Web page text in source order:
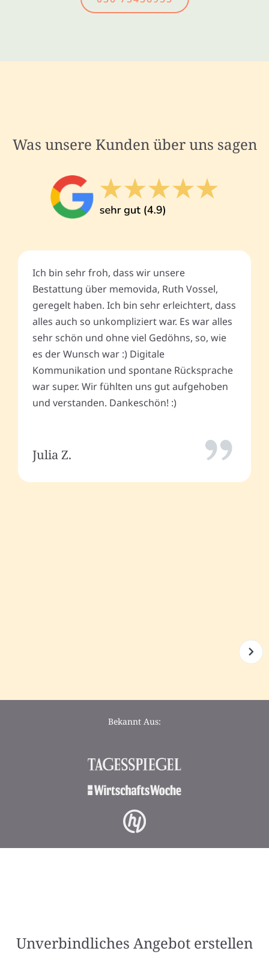
Was unsere Kunden über uns sagen
Ich bin sehr froh, dass wir unsere
Bestattung über memovida, Ruth Vossel,
geregelt haben. Ich bin sehr erleichtert, dass
alles auch so unkompliziert war. Es war alles
sehr schön und ohne viel Gedöhns, so, wie
es der Wunsch war :) Digitale
Kommunikation und spontane Rücksprache
war super. Wir fühlten uns gut aufgehoben
und verstanden. Dankeschön! :)
Julia Z.
Bekannt Aus:
Unverbindliches Angebot erstellen